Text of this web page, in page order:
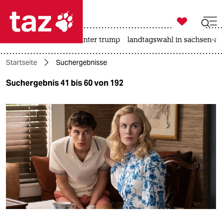
 taz zahl ich
taz zahl ich
themen
politik
öko
gesellschaft
kultur
sport

taz zahl ich
usa unter trump landtagswahl in sachsen-
Startseite Suchergebnisse
Suchergebnis 41 bis 60 von 192